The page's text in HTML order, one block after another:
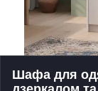
Шафа для